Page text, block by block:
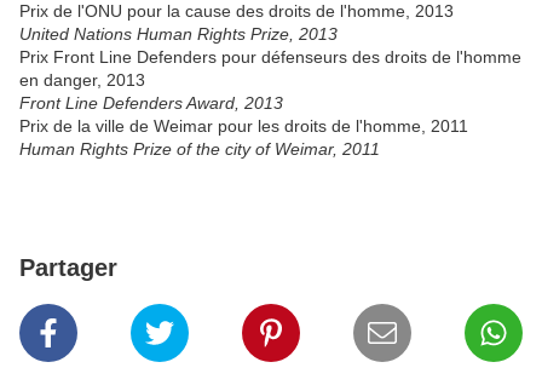
Prix de l'ONU pour la cause des droits de l'homme, 2013
United Nations Human Rights Prize, 2013
Prix Front Line Defenders pour défenseurs des droits de l'homme
en danger, 2013
Front Line Defenders Award, 2013
Prix de la ville de Weimar pour les droits de l'homme, 2011
Human Rights Prize of the city of Weimar, 2011
Partager